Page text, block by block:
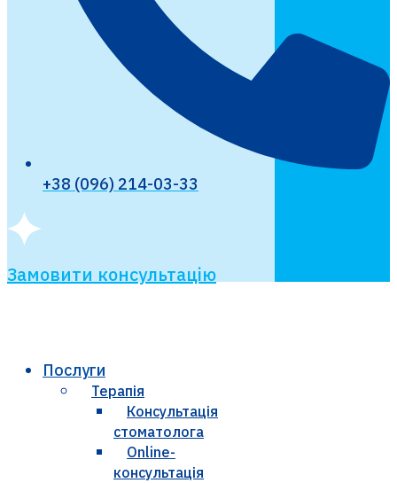
+38 (096) 214-03-33
Замовити консультацію
Послуги
Терапія
Консультація
стоматолога
Online-
консультація